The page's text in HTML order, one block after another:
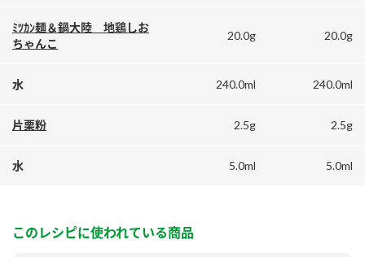
鍋奉行マニュアル
人気商品 ＋ おすすめレシピ
ミツカン公式通販
ﾐﾂｶﾝ麺＆鍋大陸 地鶏しお
ちゃんこ
20.0g 20.0g
水 240.0ml 240.0ml
片栗粉 2.5g 2.5g
水 5.0ml 5.0ml
このレシピに使われている商品